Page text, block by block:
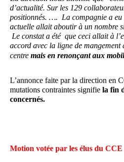
d’actualité. Sur les 129
positionnés. …. La compagnie a
actuelle allait aboutir à un nombre
Le constat a été que ceci allait à
accord avec la ligne de
centre mais en renonçant aux
L’annonce faite par la direction en
mutations contraintes signifie la fin
concernés.
Motion votée par les élus du CCE